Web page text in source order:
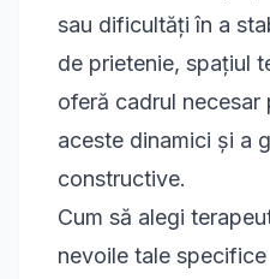
sau dificultăți în a
de prietenie, spațiul
oferă cadrul necesar
aceste dinamici și a
constructive.
Cum să alegi
nevoile tale specifice